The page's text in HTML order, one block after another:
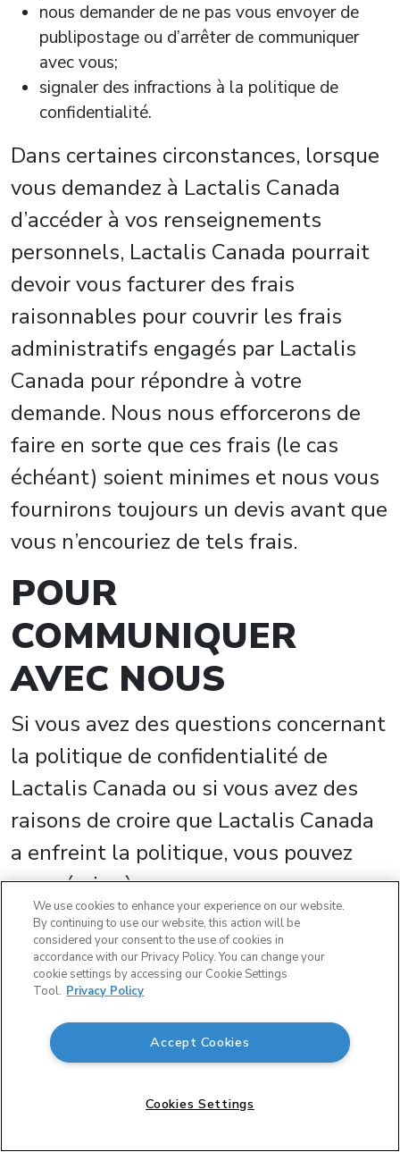
nous demander de ne pas vous envoyer de
publipostage ou d’arrêter de communiquer
avec vous;
signaler des infractions à la politique de
confidentialité.
Dans certaines circonstances, lorsque
vous demandez à Lactalis Canada
d’accéder à vos renseignements
personnels, Lactalis Canada pourrait
devoir vous facturer des frais
raisonnables pour couvrir les frais
administratifs engagés par Lactalis
Canada pour répondre à votre
demande. Nous nous efforcerons de
faire en sorte que ces frais (le cas
échéant) soient minimes et nous vous
fournirons toujours un devis avant que
vous n’encouriez de tels frais.
POUR
COMMUNIQUER
AVEC NOUS
Si vous avez des questions concernant
la politique de confidentialité de
Lactalis Canada ou si vous avez des
raisons de croire que Lactalis Canada
a enfreint la politique, vous pouvez
nous écrire à :
PRIVACY OFFICER
Lactalis Canada
405 The West Mall, Suite 1000
Toronto, Ontario
We use cookies to enhance your experience on our website.
By continuing to use our website, this action will be
considered your consent to the use of cookies in
accordance with our Privacy Policy. You can change your
cookie settings by accessing our Cookie Settings
Tool. Privacy Policy
Accept Cookies
Cookies Settings